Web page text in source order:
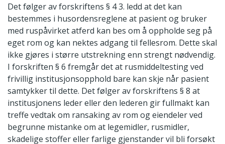
Det følger av forskriftens § 4 3. ledd at det kan
bestemmes i husordensreglene at pasient og bruker
med ruspåvirket atferd kan bes om å oppholde seg på
eget rom og kan nektes adgang til fellesrom. Dette skal
ikke gjøres i større utstrekning enn strengt nødvendig.
I forskriften § 6 fremgår det at rusmiddeltesting ved
frivillig institusjonsopphold bare kan skje når pasient
samtykker til dette. Det følger av forskriftens § 8 at
institusjonens leder eller den lederen gir fullmakt kan
treffe vedtak om ransaking av rom og eiendeler ved
begrunne mistanke om at legemidler, rusmidler,
skadelige stoffer eller farlige gjenstander vil bli forsøkt